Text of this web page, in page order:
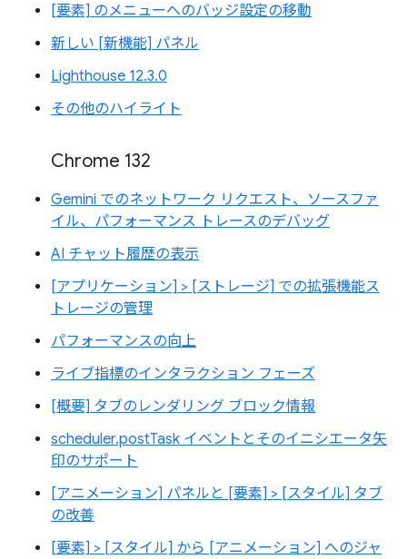
[要素] のメニューへのバッジ設定の移動
新しい [新機能] パネル
Lighthouse 12.3.0
その他のハイライト
Chrome 132
Gemini でのネットワーク リクエスト、ソースファ
イル、パフォーマンス トレースのデバッグ
AI チャット履歴の表示
[アプリケーション] > [ストレージ] での拡張機能ス
トレージの管理
パフォーマンスの向上
ライブ指標のインタラクション フェーズ
[概要] タブのレンダリング ブロック情報
scheduler.postTask イベントとそのイニシエータ矢
印のサポート
[アニメーション] パネルと [要素] > [スタイル] タブ
の改善
[要素] > [スタイル] から [アニメーション] へのジャ